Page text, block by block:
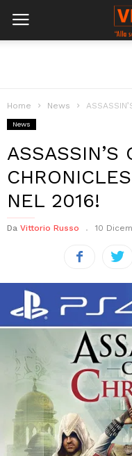
Home News
News
ASSASSIN’S
NEL 2016!
Da Vittorio Russo 10